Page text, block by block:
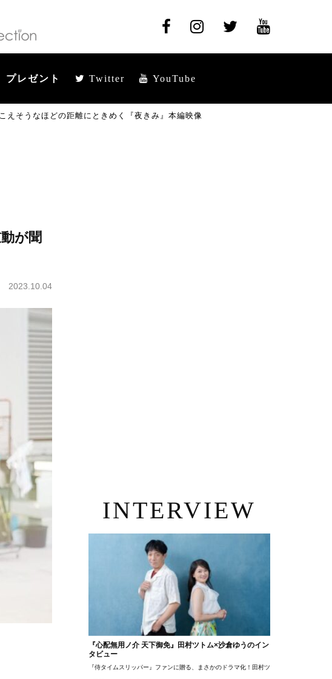
プレゼント Twitter YouTube
そうなほどの距離にときめく『夜きみ』本編映像
が聞
2023.10.04
INTERVIEW
『心配無用ノ介 天下御免』田村ツトム×沙倉ゆうのイン
タビュー
『侍タイムスリッパー』ファンに贈る、まさかのドラマ化！田村ツトム×沙倉ゆうのが語